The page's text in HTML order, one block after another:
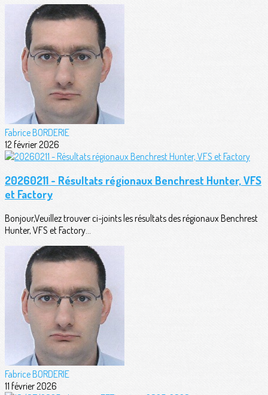
Fabrice BORDERIE
12 février 2026
20260211 - Résultats régionaux Benchrest Hunter, VFS
et Factory
Bonjour,Veuillez trouver ci-joints les résultats des régionaux Benchrest
Hunter, VFS et Factory...
Fabrice BORDERIE
11 février 2026